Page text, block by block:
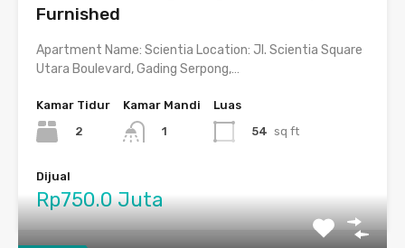
Furnished
Apartment Name: Scientia Location: Jl. Scientia Square
Utara Boulevard, Gading Serpong,…
Kamar Tidur
2
Kamar Mandi
1
Luas
54 sq ft
Dijual
Rp750.0 Juta